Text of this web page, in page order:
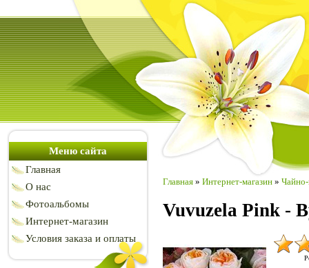
Меню сайта
Главная
О нас
Фотоальбомы
Интернет-магазин
Условия заказа и оплаты
Главная » Интернет-магазин »
Vuvuzela Pink -